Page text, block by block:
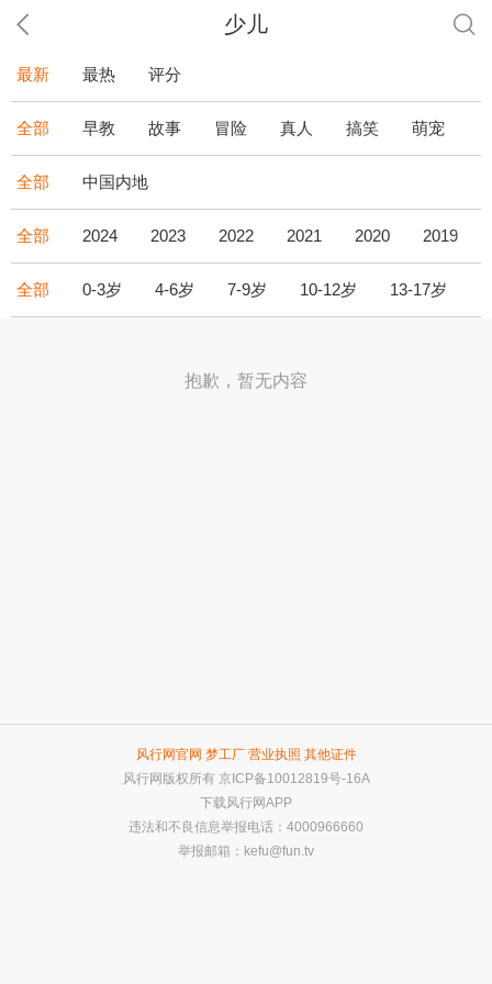
少儿
最新 最热 评分
全部 早教 故事 冒险 真人 搞笑 萌宠
全部 中国内地
全部 2024 2023 2022 2021 2020 2019
全部 0-3岁 4-6岁 7-9岁 10-12岁 13-17岁
抱歉，暂无内容
风行网官网 梦工厂 营业执照 其他证件
风行网版权所有 京ICP备10012819号-16A
下载风行网APP
违法和不良信息举报电话：4000966660
举报邮箱： kefu@fun.tv